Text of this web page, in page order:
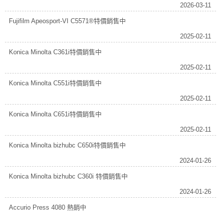
2026-03-11
Fujifilm Apeosport-VI C5571®特價銷售中
2025-02-11
Konica Minolta C361i特價銷售中
2025-02-11
Konica Minolta C551i特價銷售中
2025-02-11
Konica Minolta C651i特價銷售中
2025-02-11
Konica Minolta bizhubc C650i特價銷售中
2024-01-26
Konica Minolta bizhubc C360i 特價銷售中
2024-01-26
Accurio Press 4080 熱銷中